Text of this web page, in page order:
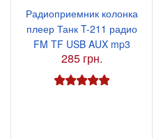
Радиоприемник колонка
плеер Танк T-211 радио
FM TF USB AUX mp3
285 грн.